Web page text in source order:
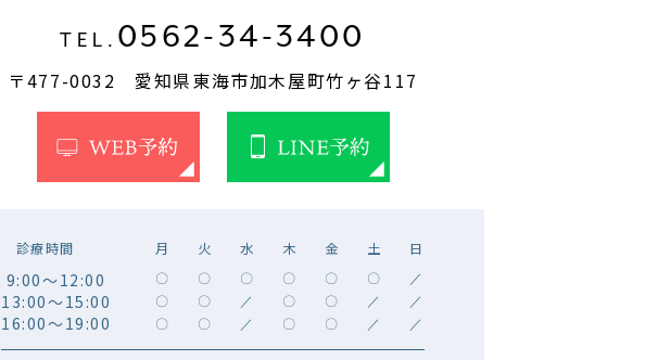
TEL. 0562-34-3400
〒477-0032 愛知県東海市加木屋町竹ヶ谷117
診療時間 月 火 水 木 金 土 日
9:00～12:00 〇 〇 〇 〇 〇 〇 ／
13:00～15:00 〇 〇 ／ 〇 〇 ／ ／
16:00～19:00 〇 〇 ／ 〇 〇 ／ ／